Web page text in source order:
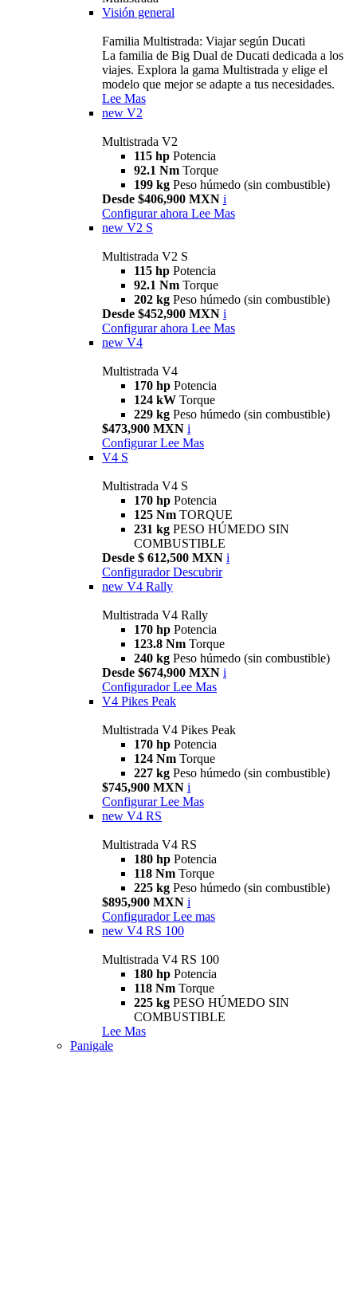
Visión general
Familia Multistrada: Viajar según Ducati
La familia de Big Dual de Ducati dedicada a los
viajes. Explora la gama Multistrada y elige el
modelo que mejor se adapte a tus necesidades.
Lee Mas
new V2
Multistrada V2
115 hp Potencia
92.1 Nm Torque
199 kg Peso húmedo (sin combustible)
Desde $406,900 MXN i
Configurar ahora Lee Mas
new V2 S
Multistrada V2 S
115 hp Potencia
92.1 Nm Torque
202 kg Peso húmedo (sin combustible)
Desde $452,900 MXN i
Configurar ahora Lee Mas
new V4
Multistrada V4
170 hp Potencia
124 kW Torque
229 kg Peso húmedo (sin combustible)
$473,900 MXN i
Configurar Lee Mas
V4 S
Multistrada V4 S
170 hp Potencia
125 Nm TORQUE
231 kg PESO HÚMEDO SIN
COMBUSTIBLE
Desde $ 612,500 MXN i
Configurador Descubrir
new V4 Rally
Multistrada V4 Rally
170 hp Potencia
123.8 Nm Torque
240 kg Peso húmedo (sin combustible)
Desde $674,900 MXN i
Configurador Lee Mas
V4 Pikes Peak
Multistrada V4 Pikes Peak
170 hp Potencia
124 Nm Torque
227 kg Peso húmedo (sin combustible)
$745,900 MXN i
Configurar Lee Mas
new V4 RS
Multistrada V4 RS
180 hp Potencia
118 Nm Torque
225 kg Peso húmedo (sin combustible)
$895,900 MXN i
Configurador Lee mas
new V4 RS 100
Multistrada V4 RS 100
180 hp Potencia
118 Nm Torque
225 kg PESO HÚMEDO SIN
COMBUSTIBLE
Lee Mas
Panigale